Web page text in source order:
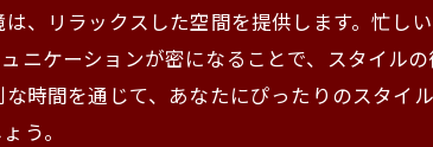
、リラックスした空間を提供します。忙し
ニケーションが密になることで、スタイル
時間を通じて、あなたにぴったりのスタイ
う。